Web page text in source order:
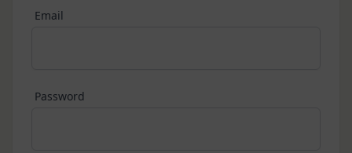
Email
Password
題が生じた場合、自己の責任と費用においてかかる